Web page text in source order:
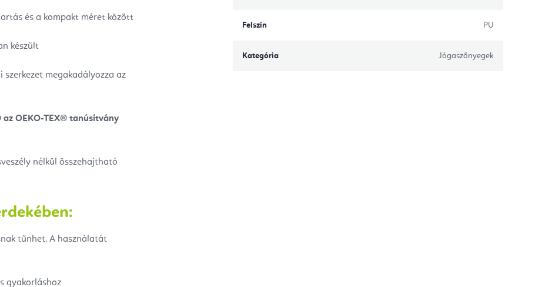
és a kompakt méret között
készült
szerkezet megakadályozza az
az OEKO-TEX® tanúsítvány
nélkül összehajtható
tűnhet. A használatát
gyakorláshoz
Felszín PU
Kategória Jógaszőnyegek